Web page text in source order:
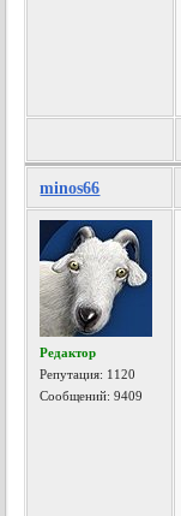
minos66
Редактор
Репутация: 1120
Сообщений: 9409